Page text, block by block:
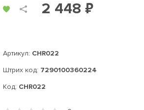
2 448 ₽
Артикул: CHR022
Штрих код: 7290100360224
Код: CHR022